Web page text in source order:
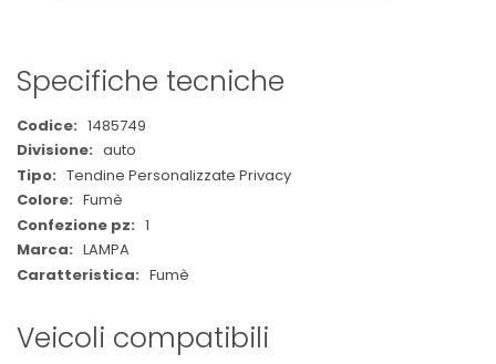
Specifiche tecniche
Maggiori
Informazioni
1485749
auto
Tendine Personalizzate Privacy
Fumè
1
LAMPA
Fumè
Veicoli compatibili